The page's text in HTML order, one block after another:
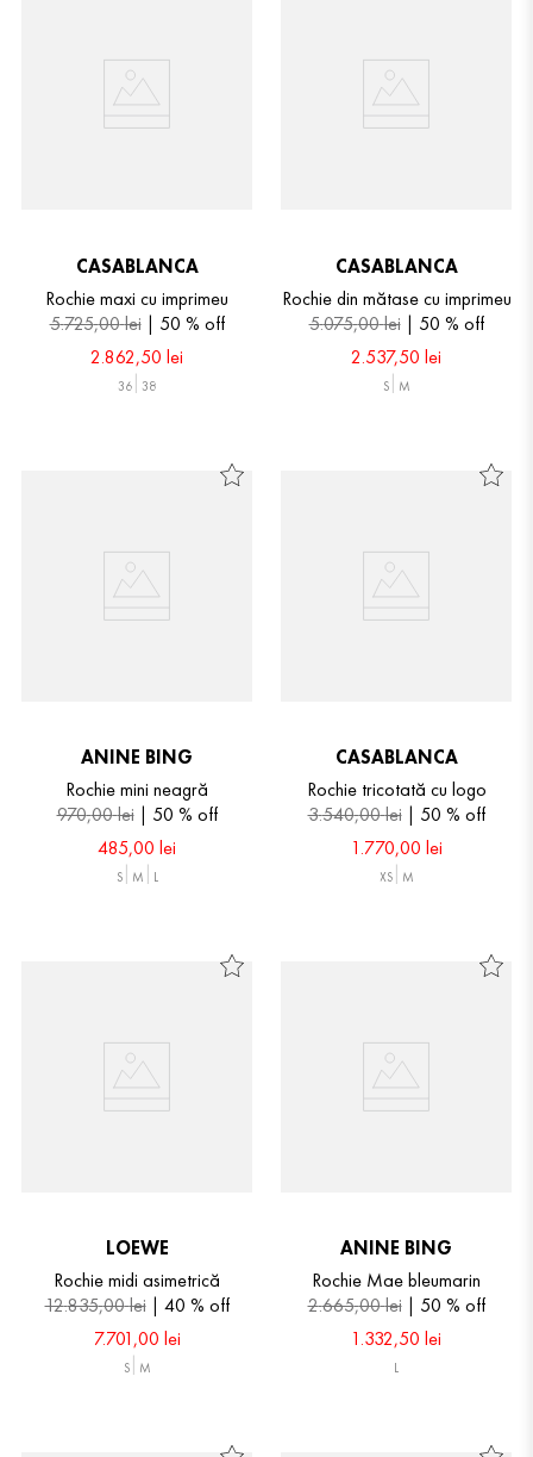
CASABLANCA
Rochie maxi cu imprimeu
5.725,00lei 50 % off
2.862,50 lei
36 38
CASABLANCA
Rochie din mătase cu imprimeu
5.075,00lei 50 % off
2.537,50 lei
S M
ANINE BING
Rochie mini neagră
970,00lei 50 % off
485,00 lei
S M L
CASABLANCA
Rochie tricotată cu logo
3.540,00lei 50 % off
1.770,00 lei
XS M
LOEWE
Rochie midi asimetrică
12.835,00lei 40 % off
7.701,00 lei
S M
ANINE BING
Rochie Mae bleumarin
2.665,00lei 50 % off
1.332,50 lei
L